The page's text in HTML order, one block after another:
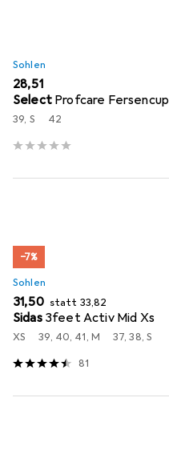
Sohlen
EUR
28,51
Select Profcare Fersencup
39, S 42
−7%
Sohlen
EUR
31,50 statt EUR
33,82
Sidas 3feet Activ Mid Xs
XS 39, 40, 41, M 37, 38, S
81